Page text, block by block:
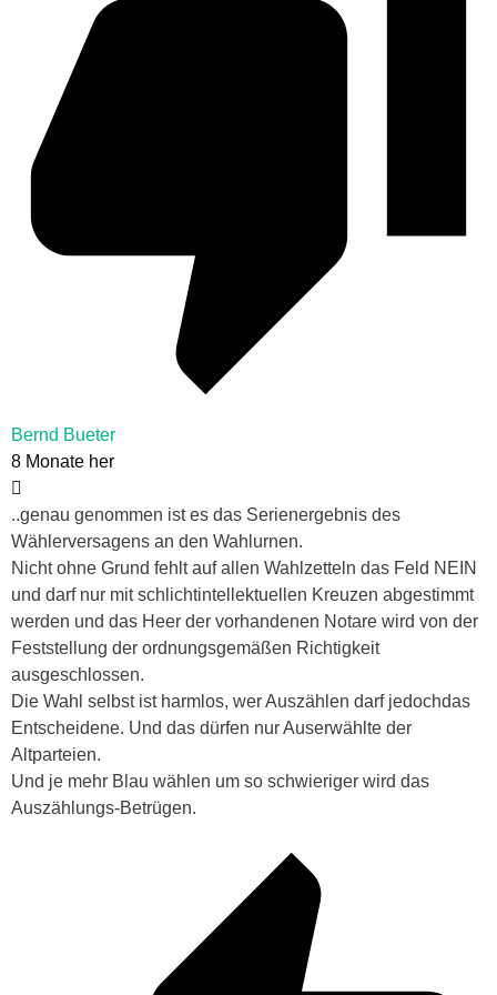
Bernd Bueter
8 Monate her
..genau genommen ist es das Serienergebnis des
Wählerversagens an den Wahlurnen.
Nicht ohne Grund fehlt auf allen Wahlzetteln das Feld NEIN
und darf nur mit schlichtintellektuellen Kreuzen abgestimmt
werden und das Heer der vorhandenen Notare wird von der
Feststellung der ordnungsgemäßen Richtigkeit
ausgeschlossen.
Die Wahl selbst ist harmlos, wer Auszählen darf jedochdas
Entscheidene. Und das dürfen nur Auserwählte der
Altparteien.
Und je mehr Blau wählen um so schwieriger wird das
Auszählungs-Betrügen.